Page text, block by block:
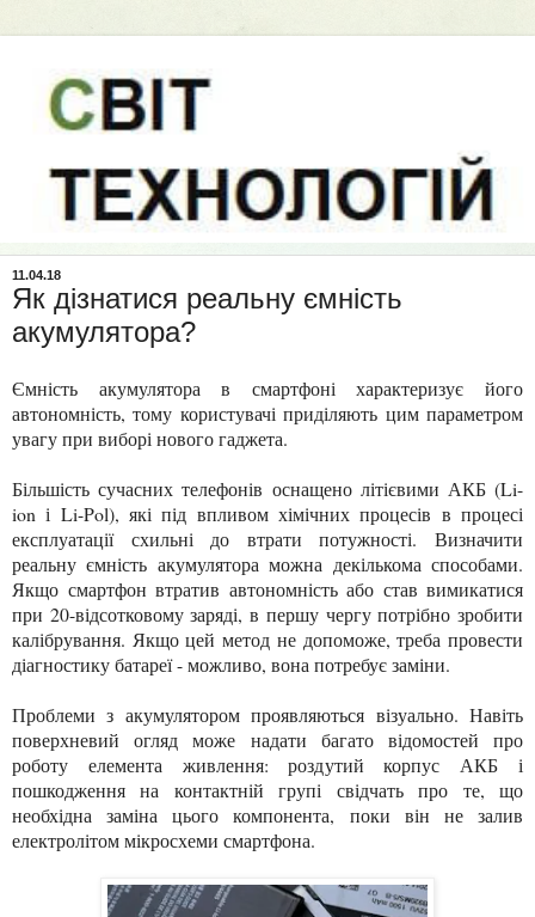
11.04.18
Як дізнатися реальну ємність
акумулятора?
Ємність акумулятора в смартфоні характеризує його
автономність, тому користувачі приділяють цим параметром
увагу при виборі нового гаджета.
Більшість сучасних телефонів оснащено літієвими АКБ (Li-
ion і Li-Pol), які під впливом хімічних процесів в процесі
експлуатації схильні до втрати потужності. Визначити
реальну ємність акумулятора можна декількома способами.
Якщо смартфон втратив автономність або став вимикатися
при 20-відсотковому заряді, в першу чергу потрібно зробити
калібрування. Якщо цей метод не допоможе, треба провести
діагностику батареї - можливо, вона потребує заміни.
Проблеми з акумулятором проявляються візуально. Навіть
поверхневий огляд може надати багато відомостей про
роботу елемента живлення: роздутий корпус АКБ і
пошкодження на контактній групі свідчать про те, що
необхідна заміна цього компонента, поки він не залив
електролітом мікросхеми смартфона.